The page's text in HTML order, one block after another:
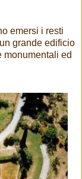
emersi i resti
grande edificio
monumentali ed